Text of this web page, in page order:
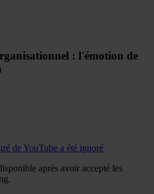
: l'émotion de
de YouTube a été ignoré
après avoir accepté les